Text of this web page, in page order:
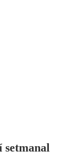
setmanal